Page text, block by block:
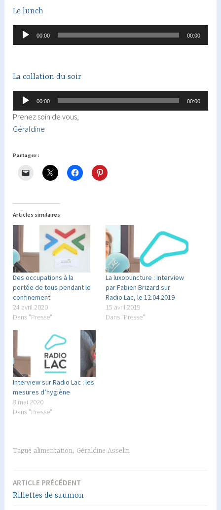
Le lunch
Lecteur
audio
00:00 00:00
La collation du soir
Lecteur
audio
00:00 00:00
Prenez soin de vous,
Géraldine
Partager :
Articles similaires
Des occupations à la
portée de tous pendant le
confinement
24 avril 2020
Dans "Presse"
La luxopuncture : Interview
par Fabien Brizard sur
Radio Lac, le 12.04.2019
15 avril 2019
Dans "Presse"
Interview sur Radio Lac : les
mesures d’hygiène
8 mai 2020
Dans "Presse"
Tagué alimentation, Géraldine Asselin
Navigation
ARTICLE PRÉCÉDENT
Rillettes de saumon